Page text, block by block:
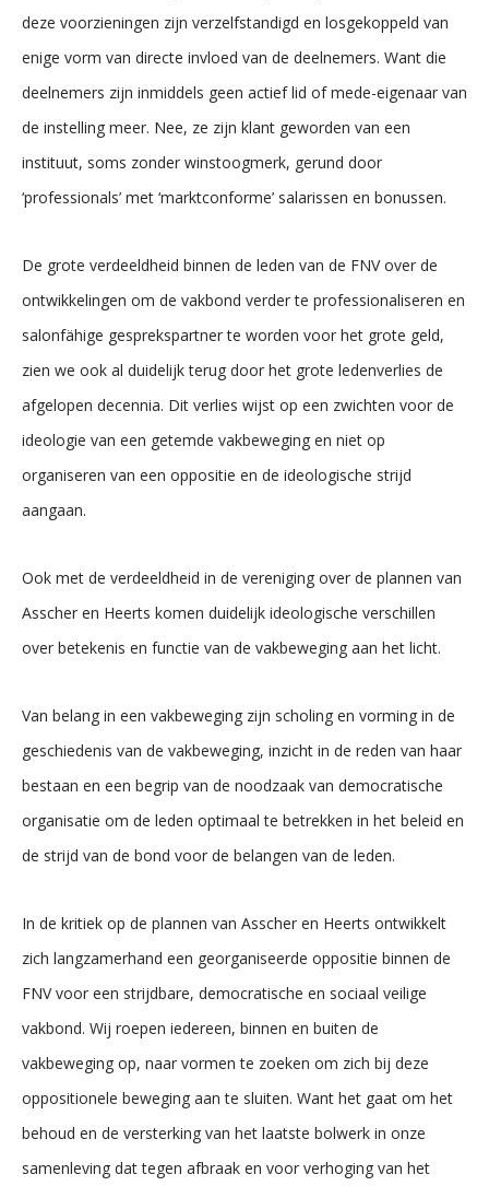
deze voorzieningen zijn verzelfstandigd en losgekoppeld van
enige vorm van directe invloed van de deelnemers. Want die
deelnemers zijn inmiddels geen actief lid of mede-eigenaar van
de instelling meer. Nee, ze zijn klant geworden van een
instituut, soms zonder winstoogmerk, gerund door
‘professionals’ met ‘marktconforme’ salarissen en bonussen.
De grote verdeeldheid binnen de leden van de FNV over de
ontwikkelingen om de vakbond verder te professionaliseren en
salonfähige gesprekspartner te worden voor het grote geld,
zien we ook al duidelijk terug door het grote ledenverlies de
afgelopen decennia. Dit verlies wijst op een zwichten voor de
ideologie van een getemde vakbeweging en niet op
organiseren van een oppositie en de ideologische strijd
aangaan.
Ook met de verdeeldheid in de vereniging over de plannen van
Asscher en Heerts komen duidelijk ideologische verschillen
over betekenis en functie van de vakbeweging aan het licht.
Van belang in een vakbeweging zijn scholing en vorming in de
geschiedenis van de vakbeweging, inzicht in de reden van haar
bestaan en een begrip van de noodzaak van democratische
organisatie om de leden optimaal te betrekken in het beleid en
de strijd van de bond voor de belangen van de leden.
In de kritiek op de plannen van Asscher en Heerts ontwikkelt
zich langzamerhand een georganiseerde oppositie binnen de
FNV voor een strijdbare, democratische en sociaal veilige
vakbond. Wij roepen iedereen, binnen en buiten de
vakbeweging op, naar vormen te zoeken om zich bij deze
oppositionele beweging aan te sluiten. Want het gaat om het
behoud en de versterking van het laatste bolwerk in onze
samenleving dat tegen afbraak en voor verhoging van het